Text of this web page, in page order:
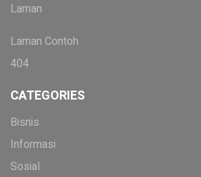
Laman
Laman Contoh
404
CATEGORIES
Bisnis
Informasi
Sosial